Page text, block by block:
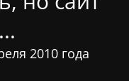
2010 года